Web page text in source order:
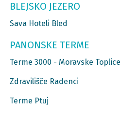
BLEJSKO JEZERO
Sava Hoteli Bled
PANONSKE TERME
Terme 3000 - Moravske Toplice
Zdravilišče Radenci
Terme Ptuj